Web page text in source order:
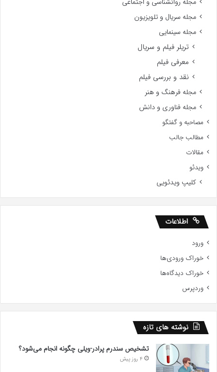
مجله سریال و تلویزیون
مجله سینمایی
تریلر فیلم و سریال
معرفی فیلم
نقد و بررسی فیلم
مجله فرهنگ و هنر
مجله فناوری و دانش
مصاحبه و گفتگو
مطالب جالب
مقالات
ویدئو
کلیپ ویدئویی
اطلاعات
ورود
خوراک ورودی‌ها
خوراک دیدگاه‌ها
وردپرس
نوشته های تازه
تشخیص سندرم پرادر-ویلی چگونه انجام می‌شود؟
4 روز پیش